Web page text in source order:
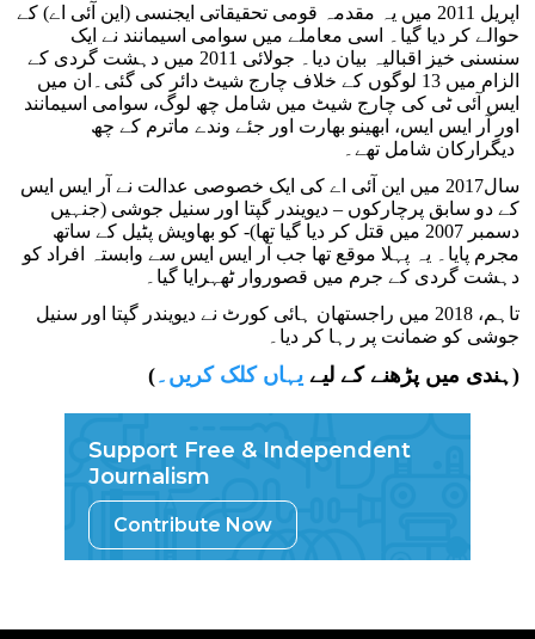
اپریل 2011 میں یہ مقدمہ قومی تحقیقاتی ایجنسی (این آئی اے) کے
حوالے کر دیا گیا۔ اسی معاملے میں سوامی اسیمانند نے ایک
سنسنی خیز اقبالیہ بیان دیا۔ جولائی 2011 میں دہشت گردی کے
الزام میں 13 لوگوں کے خلاف چارج شیٹ دائر کی گئی۔ان میں
ایس آئی ٹی کی چارج شیٹ میں شامل چھ لوگ، سوامی اسیمانند
اور آر ایس ایس، ابھینو بھارت اور جئے وندے ماترم کے چھ
دیگرارکان شامل تھے۔
سال2017 میں این آئی اے کی ایک خصوصی عدالت نے آر ایس ایس
کے دو سابق پرچارکوں – دیویندر گپتا اور سنیل جوشی (جنہیں
دسمبر 2007 میں قتل کر دیا گیا تھا)- کو بھاویش پٹیل کے ساتھ
مجرم پایا۔ یہ پہلا موقع تھا جب آر ایس ایس سے وابستہ افراد کو
دہشت گردی کے جرم میں قصوروار ٹھہرایا گیا۔
تاہم، 2018 میں راجستھان ہائی کورٹ نے دیویندر گپتا اور سنیل
جوشی کو ضمانت پر رہا کر دیا۔
(ہندی میں پڑھنے کے لیےیہاں کلک کریں۔ )
Support Free & Independent
Journalism
Contribute Now